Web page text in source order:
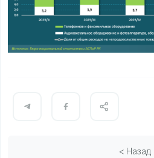
< Назад